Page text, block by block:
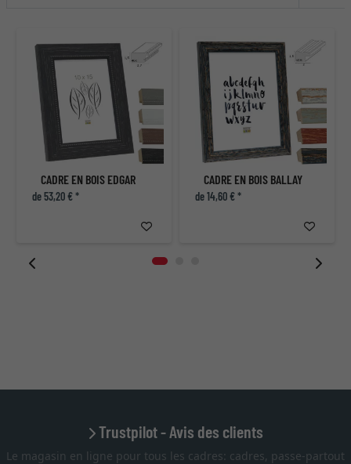
CADRE EN BOIS EDGAR
de 53,20 € *
CADRE EN BOIS BALLAY
de 14,60 € *
Trustpilot - Avis des clients
Le magasin en ligne pour tous les cadres: cadres, passe-partout